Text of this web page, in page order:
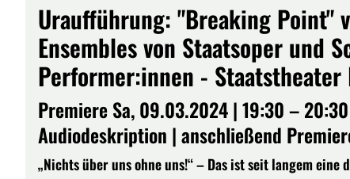
Uraufführung: "Breaking Point"
Ensembles von Staatsoper und
Performer:innen - Staatstheater
Premiere Sa, 09.03.2024 | 19:30 –
Audiodeskription | anschließend
„Nichts über uns ohne uns!“ – Das ist seit langem